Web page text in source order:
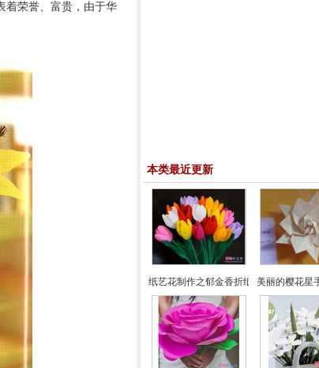
着荣誉、富贵，由于华
本类最近更新
纸艺花制作之郁金香折纸图文教程
美丽的樱花星